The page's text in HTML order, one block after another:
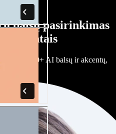
balsų pasirinkimas
akcentais
iš 100+ AI balsų ir akcentų,